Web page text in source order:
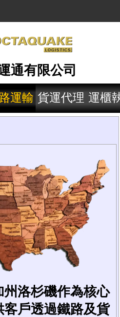
通有限公司
運輸 貨運代理 運櫃
州洛杉磯作為核心
戶透過鐵路及貨